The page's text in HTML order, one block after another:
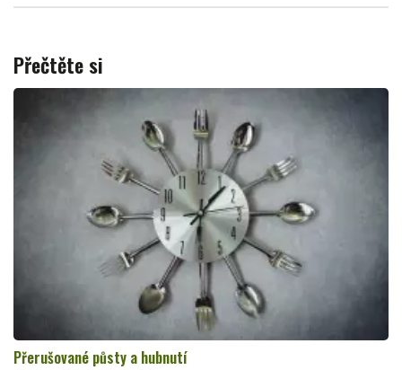
Přečtěte si
Přerušované půsty a hubnutí